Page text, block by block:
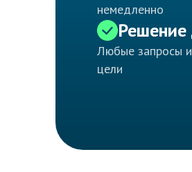
немедленно
Решение
Любые запросы
цели